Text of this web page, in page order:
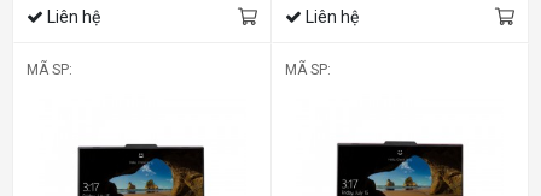
Liên hệ Liên hệ
MÃ SP: MÃ SP: